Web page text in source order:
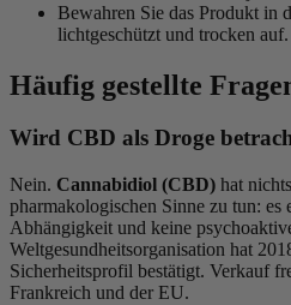
Bewahren Sie das Produkt in
lichtgeschützt und trocken auf.
Häufig gestellte
Wird CBD als Droge
Nein. Cannabidiol (CBD) hat
pharmakologischen Sinne zu tun:
Abhängigkeit und keine
Weltgesundheitsorganisation hat
Sicherheitsprofil bestätigt. Verkauf
Frankreich und der EU.